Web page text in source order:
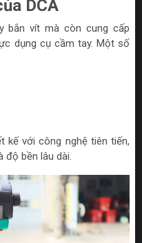
DCA
bắn vít mà còn cung cấp
dụng cụ cầm tay. Một số
kế với công nghệ tiên tiến,
bền lâu dài.